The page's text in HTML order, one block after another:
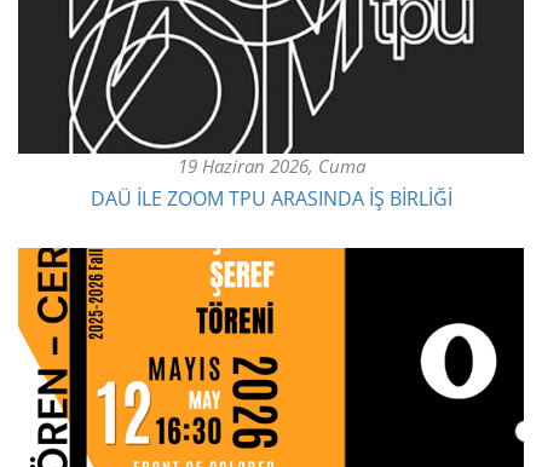
19 Haziran 2026, Cuma
DAÜ İLE ZOOM TPU ARASINDA İŞ BİRLİĞİ